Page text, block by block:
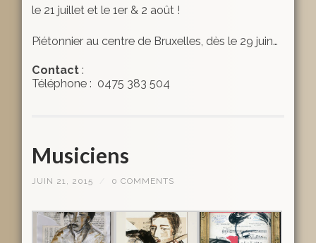
le 21 juillet et le 1er & 2 août !
Piétonnier au centre de Bruxelles, dès le 29 juin…
Contact:
Téléphone : 0475 383 504
Musiciens
JUIN 21, 2015 0 COMMENTS